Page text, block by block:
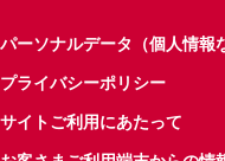
パーソナルデータ（個人情報
プライバシーポリシー
サイトご利用にあたって